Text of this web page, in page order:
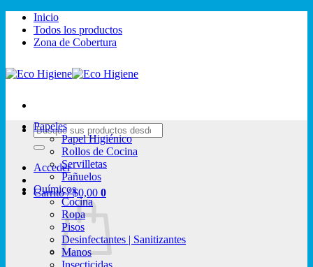
Saltar
contenido
Inicio
Todos los productos
Zona de Cobertura
Buscar
por:
Acceder
Carrito /$0,00 0
Papeles
Papel Higiénico
Rollos de Cocina
Servilletas
Pañuelos
Químicos
Cocina
Ropa
Pisos
Desinfectantes | Sanitizantes
Manos
Insecticidas